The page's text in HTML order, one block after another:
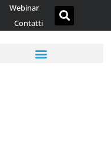
Webinar
Contatti